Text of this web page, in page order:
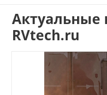
Актуальные
RVtech.ru